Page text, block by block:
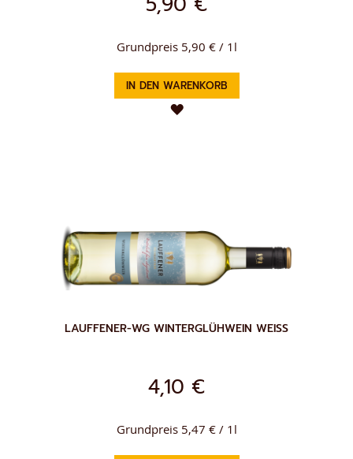
Grundpreis 5,90 € / 1l
IN DEN WARENKORB
ZUR
LAUFFENER-WG WINTERGLÜHWEIN WEISS
4,10 €
Grundpreis 5,47 € / 1l